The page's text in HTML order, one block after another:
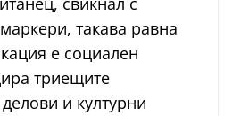
такава равна
е социален
триещите
и културни